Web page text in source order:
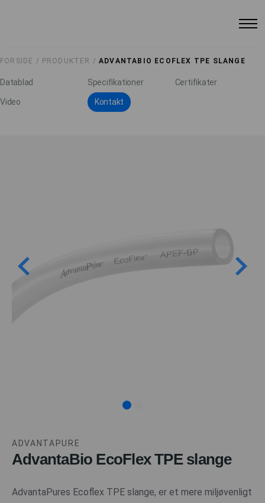
FORSIDE / PRODUKTER / ADVANTABIO ECOFLEX TPE SLANGE
Datablad Specifikationer Certifikater
Video Kontakt
ADVANTAPURE
AdvantaBio EcoFlex TPE slange
AdvantaPures Ecoflex TPE slange, er et mere miljøvenligt